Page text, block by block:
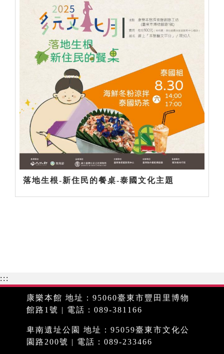
落地生根-新住民的餐桌-泰國文化主題
:::
康樂本館 地址：95060臺東市豐田里博物
館路1號 | 電話：089-381166
卑南遺址公園 地址：95059臺東市文化公
園路200號 | 電話：089-233466